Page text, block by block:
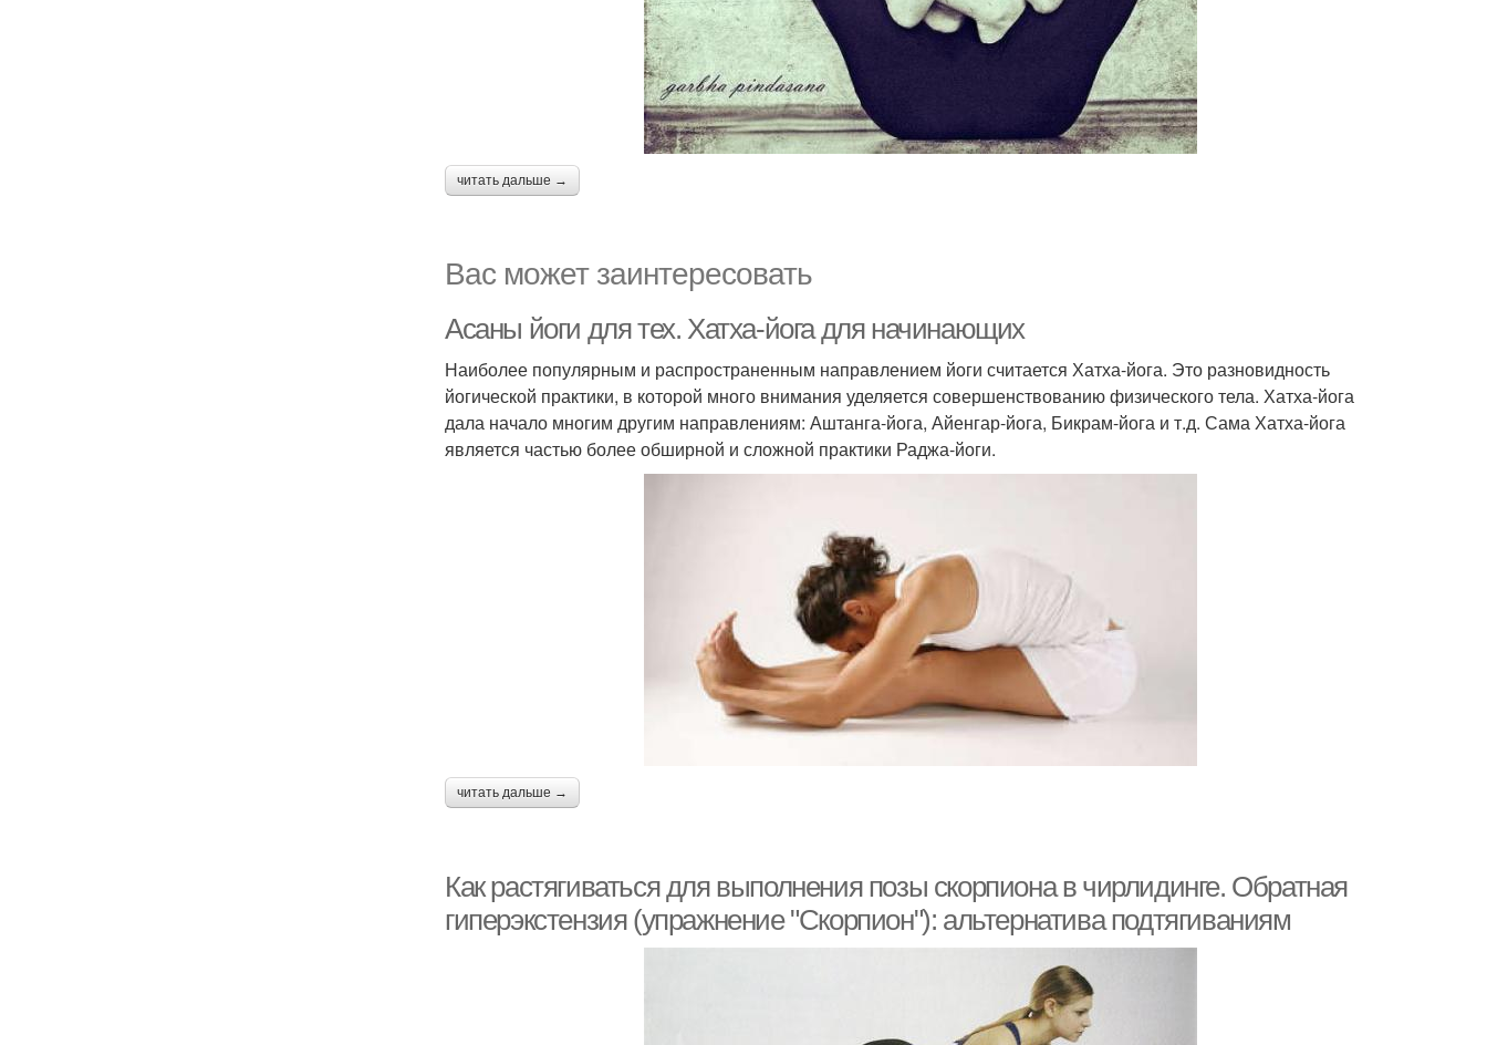
читать дальше →
Вас может заинтересовать
Асаны йоги для тех. Хатха-йога для начинающих
Наиболее популярным и распространенным направлением йоги считается Хатха-йога. Это разновидность
йогической практики, в которой много внимания уделяется совершенствованию физического тела. Хатха-йога
дала начало многим другим направлениям: Аштанга-йога, Айенгар-йога, Бикрам-йога и т.д. Сама Хатха-йога
является частью более обширной и сложной практики Раджа-йоги.
читать дальше →
Как растягиваться для выполнения позы скорпиона в чирлидинге. Обратная
гиперэкстензия (упражнение "Скорпион"): альтернатива подтягиваниям